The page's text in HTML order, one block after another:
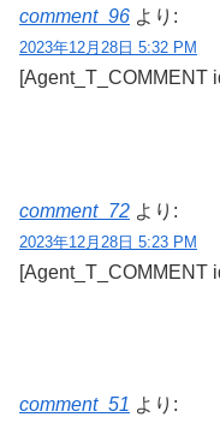
comment_96 より:
2023年12月28日 5:32 PM
[Agent_T_COMMENT
comment_72 より:
2023年12月28日 5:23 PM
[Agent_T_COMMENT
comment_51 より: